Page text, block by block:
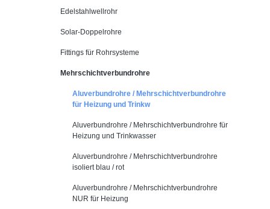
Edelstahlwellrohr
Solar-Doppelrohre
Fittings für Rohrsysteme
Mehrschichtverbundrohre
Aluverbundrohre / Mehrschichtverbundrohre
für Heizung und Trinkw
Aluverbundrohre / Mehrschichtverbundrohre für
Heizung und Trinkwasser
Aluverbundrohre / Mehrschichtverbundrohre
isoliert blau / rot
Aluverbundrohre / Mehrschichtverbundrohre
NUR für Heizung